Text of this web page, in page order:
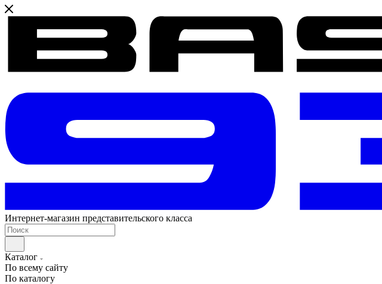
Интернет-магазин представительского класса
Каталог
По всему сайту
По каталогу